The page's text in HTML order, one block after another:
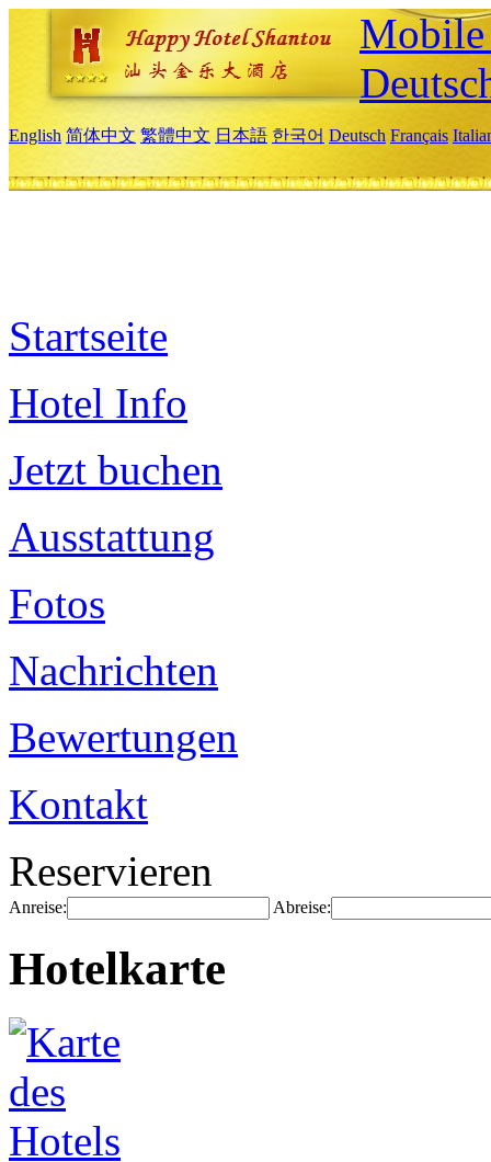
English 简体中文 繁體中文 日本語 한국어 Deutsch Français
Startseite
Hotel Info
Jetzt buchen
Ausstattung
Fotos
Nachrichten
Bewertungen
Kontakt
Reservieren
Anreise: Abreise:
Hotelkarte